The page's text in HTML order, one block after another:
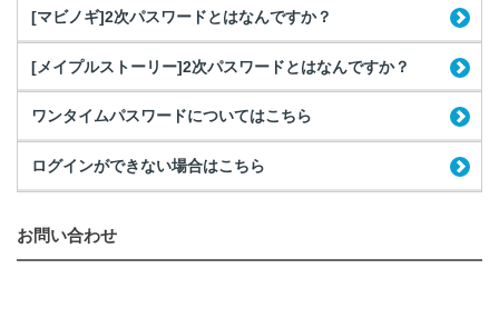
[マビノギ]2次パスワードとはなんですか？
[メイプルストーリー]2次パスワードとはなんですか？
ワンタイムパスワードについてはこちら
ログインができない場合はこちら
お問い合わせ